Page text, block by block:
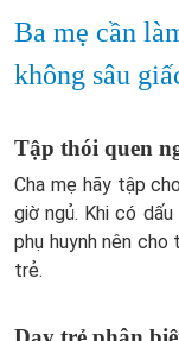
Ba mẹ cần
không sâu
Tập thói quen
Cha mẹ hãy tập
giờ ngủ. Khi có
phụ huynh nên
trẻ.